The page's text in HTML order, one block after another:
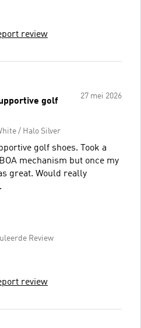
review
27 mei 2026
golf
/ Halo Silver
golf shoes. Took a
mechanism but once my
great. Would really
Review
review